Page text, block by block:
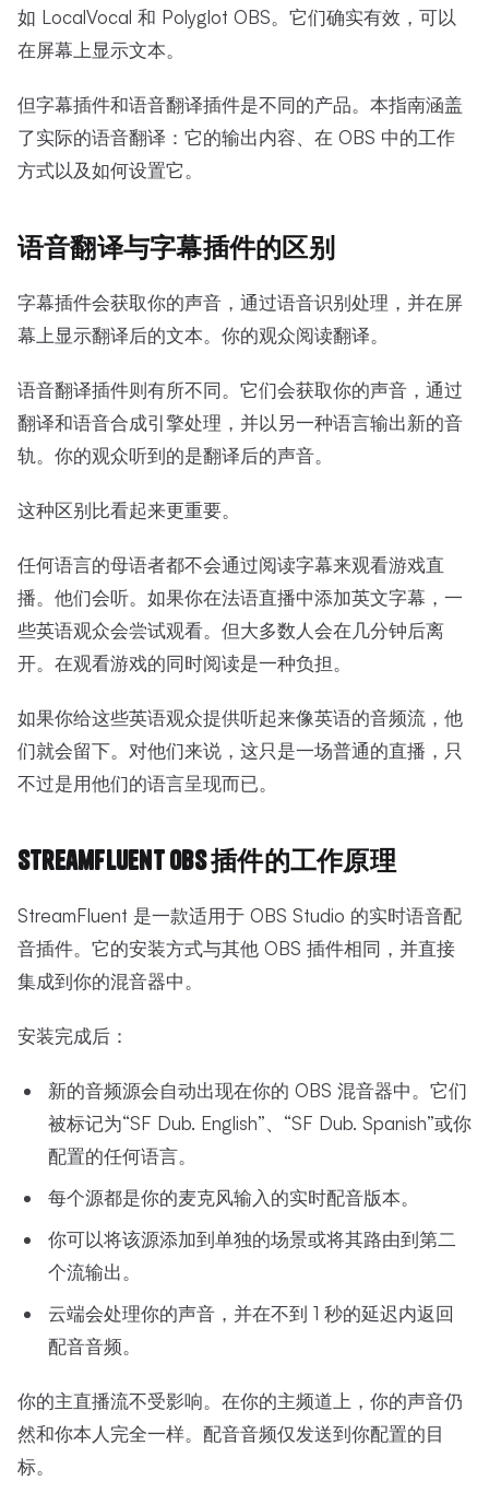
如 LocalVocal 和 Polyglot OBS。它们确实有效，可以
在屏幕上显示文本。
但字幕插件和语音翻译插件是不同的产品。本指南涵盖
了实际的语音翻译：它的输出内容、在 OBS 中的工作
方式以及如何设置它。
语音翻译与字幕插件的区别
字幕插件会获取你的声音，通过语音识别处理，并在屏
幕上显示翻译后的文本。你的观众阅读翻译。
语音翻译插件则有所不同。它们会获取你的声音，通过
翻译和语音合成引擎处理，并以另一种语言输出新的音
轨。你的观众听到的是翻译后的声音。
这种区别比看起来更重要。
任何语言的母语者都不会通过阅读字幕来观看游戏直
播。他们会听。如果你在法语直播中添加英文字幕，一
些英语观众会尝试观看。但大多数人会在几分钟后离
开。在观看游戏的同时阅读是一种负担。
如果你给这些英语观众提供听起来像英语的音频流，他
们就会留下。对他们来说，这只是一场普通的直播，只
不过是用他们的语言呈现而已。
StreamFluent OBS 插件的工作原理
StreamFluent 是一款适用于 OBS Studio 的实时语音配
音插件。它的安装方式与其他 OBS 插件相同，并直接
集成到你的混音器中。
安装完成后：
新的音频源会自动出现在你的 OBS 混音器中。它们
被标记为“SF Dub. English”、“SF Dub. Spanish”或你
配置的任何语言。
每个源都是你的麦克风输入的实时配音版本。
你可以将该源添加到单独的场景或将其路由到第二
个流输出。
云端会处理你的声音，并在不到 1 秒的延迟内返回
配音音频。
你的主直播流不受影响。在你的主频道上，你的声音仍
然和你本人完全一样。配音音频仅发送到你配置的目
标。